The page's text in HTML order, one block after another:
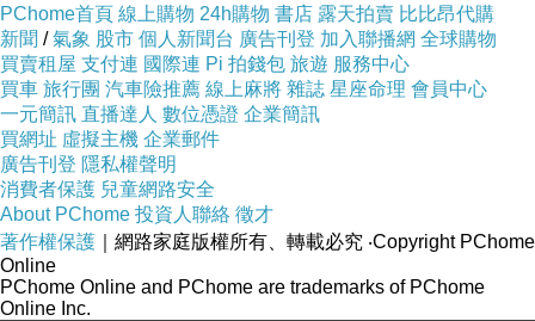
PChome首頁 線上購物 24h購物 書店 露天拍賣 比比昂代購
新聞 /氣象 股市 個人新聞台 廣告刊登 加入聯播網 全球購物
買賣租屋 支付連 國際連 Pi 拍錢包 旅遊 服務中心
買車 旅行團 汽車險推薦 線上麻將 雜誌 星座命理 會員中心
一元簡訊 直播達人 數位憑證 企業簡訊
買網址 虛擬主機 企業郵件
廣告刊登 隱私權聲明
消費者保護 兒童網路安全
About PChome 投資人聯絡 徵才
著作權保護 ｜網路家庭版權所有、轉載必究 ‧Copyright PChome
Online
PChome Online and PChome are trademarks of PChome
Online Inc.